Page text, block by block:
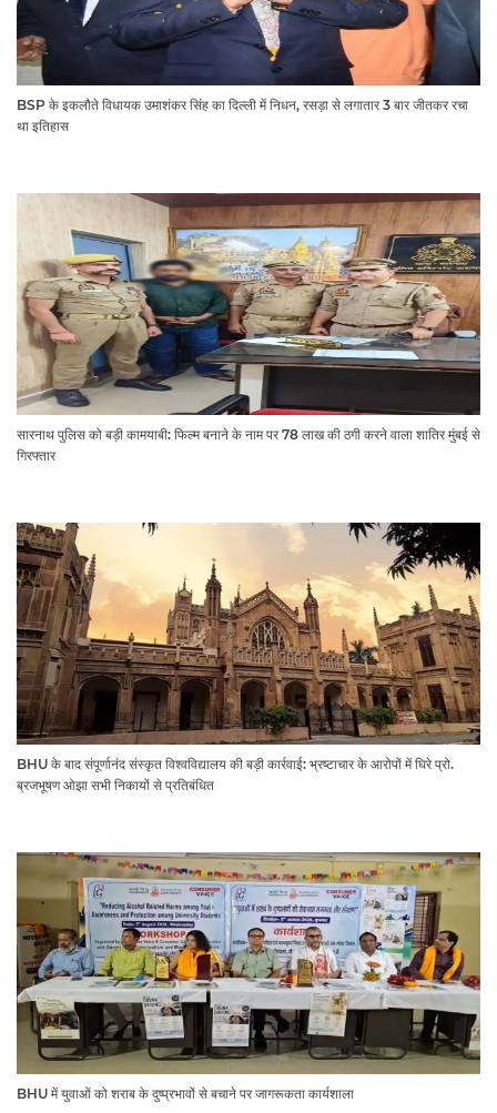
BSP के इकलौते विधायक उमाशंकर सिंह का दिल्ली में निधन, रसड़ा से लगातार 3 बार जीतकर रचा
था इतिहास
सारनाथ पुलिस को बड़ी कामयाबी: फिल्म बनाने के नाम पर 78 लाख की ठगी करने वाला शातिर मुंबई से
गिरफ्तार
BHU के बाद संपूर्णानंद संस्कृत विश्वविद्यालय की बड़ी कार्रवाई: भ्रष्टाचार के आरोपों में घिरे प्रो.
ब्रजभूषण ओझा सभी निकायों से प्रतिबंधित
BHU में युवाओं को शराब के दुष्प्रभावों से बचाने पर जागरूकता कार्यशाला